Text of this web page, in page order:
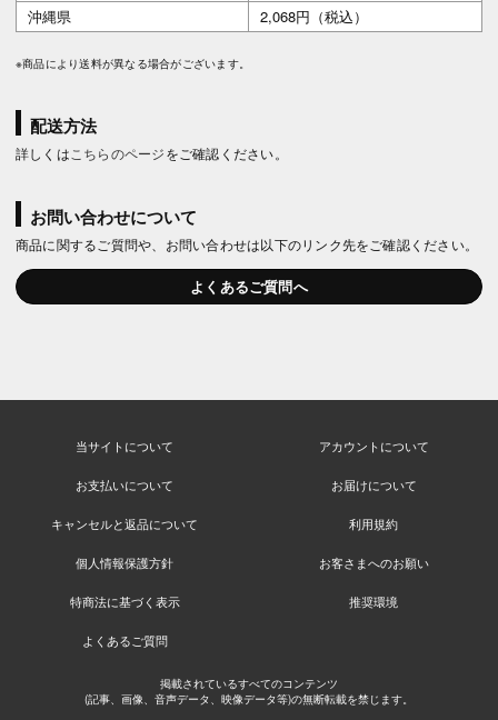
沖縄県
2,068円（税込）
※商品により送料が異なる場合がございます。
配送方法
詳しくは こちらのページをご確認ください。
お問い合わせについて
商品に関するご質問や、お問い合わせは以下のリンク先をご確認ください。
よくあるご質問へ
当サイトについて アカウントについて
お支払いについて お届けについて
キャンセルと返品について 利用規約
個人情報保護方針 お客さまへのお願い
特商法に基づく表示 推奨環境
よくあるご質問
掲載されているすべてのコンテンツ
(記事、画像、音声データ、映像データ等)の無断転載を禁じます。